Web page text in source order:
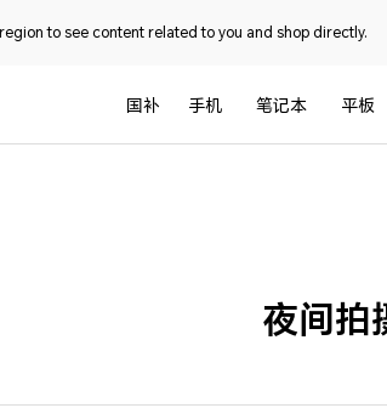
to see content related to you and shop directly.
国补 手机 笔记本 平板
夜间拍